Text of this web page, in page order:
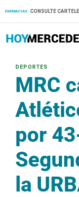
FARMACIAS: CONSULTE
MRC
por
la